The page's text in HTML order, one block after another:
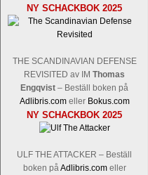
NY SCHACKBOK 2025
THE SCANDINAVIAN DEFENSE
REVISITED av IM Thomas
Engqvist – Beställ boken på
Adlibris.comeller Bokus.com
NY SCHACKBOK 2025
ULF THE ATTACKER – Beställ
boken påAdlibris.comeller